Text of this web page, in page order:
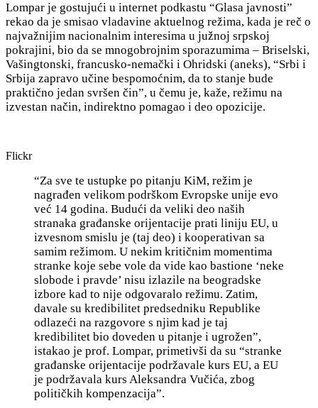
Lompar je gostujući u internet podkastu “Glasa javnosti”
rekao da je smisao vladavine aktuelnog režima, kada je reč o
najvažnijim nacionalnim interesima u južnoj srpskoj
pokrajini, bio da se mnogobrojnim sporazumima – Briselski,
Vašingtonski, francusko-nemački i Ohridski (aneks), “Srbi i
Srbija zapravo učine bespomoćnim, da to stanje bude
praktično jedan svršen čin”, u čemu je, kaže, režimu na
izvestan način, indirektno pomagao i deo opozicije.
Flickr
“Za sve te ustupke po pitanju KiM, režim je
nagrađen velikom podrškom Evropske unije evo
već 14 godina. Budući da veliki deo naših
stranaka građanske orijentacije prati liniju EU, u
izvesnom smislu je (taj deo) i kooperativan sa
samim režimom. U nekim kritičnim momentima
stranke koje sebe vole da vide kao bastione ‘neke
slobode i pravde’ nisu izlazile na beogradske
izbore kad to nije odgovaralo režimu. Zatim,
davale su kredibilitet predsedniku Republike
odlazeći na razgovore s njim kad je taj
kredibilitet bio doveden u pitanje i ugrožen”,
istakao je prof. Lompar, primetivši da su “stranke
građanske orijentacije podržavale kurs EU, a EU
je podržavala kurs Aleksandra Vučića, zbog
političkih kompenzacija”.